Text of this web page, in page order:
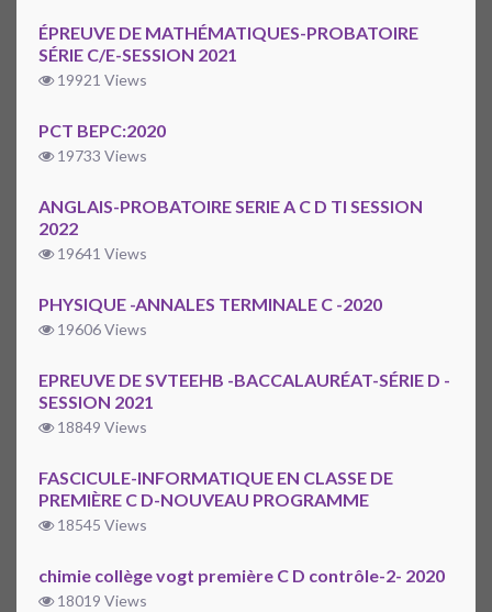
ÉPREUVE DE MATHÉMATIQUES-PROBATOIRE
SÉRIE C/E-SESSION 2021
19921 Views
PCT BEPC:2020
19733 Views
ANGLAIS-PROBATOIRE SERIE A C D TI SESSION
2022
19641 Views
PHYSIQUE -ANNALES TERMINALE C -2020
19606 Views
EPREUVE DE SVTEEHB -BACCALAURÉAT-SÉRIE D -
SESSION 2021
18849 Views
FASCICULE-INFORMATIQUE EN CLASSE DE
PREMIÈRE C D-NOUVEAU PROGRAMME
18545 Views
chimie collège vogt première C D contrôle-2- 2020
18019 Views